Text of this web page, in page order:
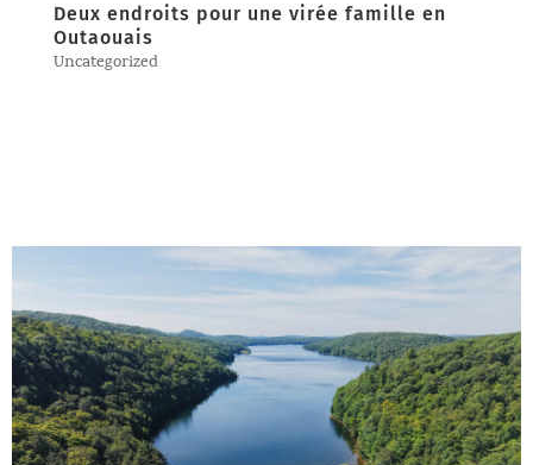
Deux endroits pour une virée famille en
Outaouais
Uncategorized